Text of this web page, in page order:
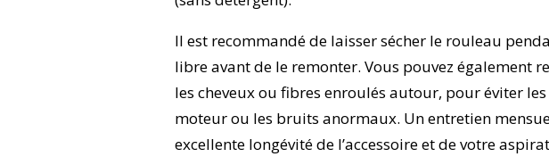
Il est recommandé de laisser sécher le rouleau
libre avant de le remonter. Vous pouvez également
les cheveux ou fibres enroulés autour, pour éviter
moteur ou les bruits anormaux. Un entretien
excellente longévité de l’accessoire et de votre